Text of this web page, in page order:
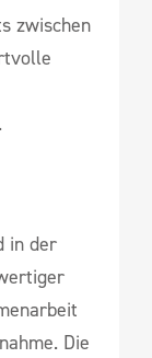
zwischen
in der
Die